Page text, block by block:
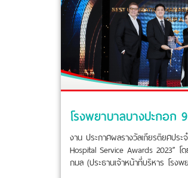
งาน ประกาศผลรางวัลเกียรติยศประ
Hospital Service Awards 2023”
กมล (ประธานเจ้าหน้าที่บริหาร โรงพ